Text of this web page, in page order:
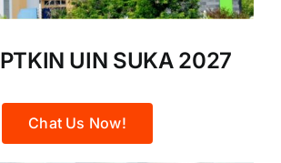
PTKIN UIN SUKA 2027
Chat Us Now!